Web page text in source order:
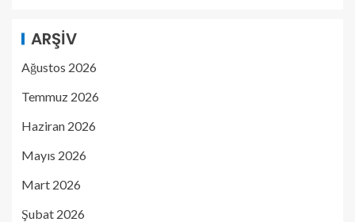
ARŞIV
Ağustos 2026
Temmuz 2026
Haziran 2026
Mayıs 2026
Mart 2026
Şubat 2026